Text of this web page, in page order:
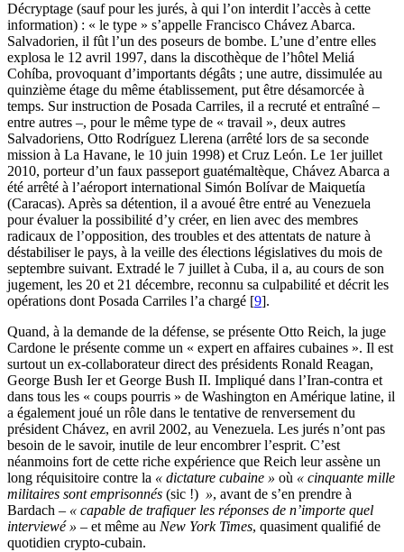
Décryptage (sauf pour les jurés, à qui l’on interdit l’accès à cette
information) : « le type » s’appelle Francisco Chávez Abarca.
Salvadorien, il fût l’un des poseurs de bombe. L’une d’entre elles
explosa le 12 avril 1997, dans la discothèque de l’hôtel Meliá
Cohíba, provoquant d’importants dégâts ; une autre, dissimulée au
quinzième étage du même établissement, put être désamorcée à
temps. Sur instruction de Posada Carriles, il a recruté et entraîné –
entre autres –, pour le même type de « travail », deux autres
Salvadoriens, Otto Rodríguez Llerena (arrêté lors de sa seconde
mission à La Havane, le 10 juin 1998) et Cruz León. Le 1er juillet
2010, porteur d’un faux passeport guatémaltèque, Chávez Abarca a
été arrêté à l’aéroport international Simón Bolívar de Maiquetía
(Caracas). Après sa détention, il a avoué être entré au Venezuela
pour évaluer la possibilité d’y créer, en lien avec des membres
radicaux de l’opposition, des troubles et des attentats de nature à
déstabiliser le pays, à la veille des élections législatives du mois de
septembre suivant. Extradé le 7 juillet à Cuba, il a, au cours de son
jugement, les 20 et 21 décembre, reconnu sa culpabilité et décrit les
opérations dont Posada Carriles l’a chargé [9].
Quand, à la demande de la défense, se présente Otto Reich, la juge
Cardone le présente comme un « expert en affaires cubaines ». Il est
surtout un ex-collaborateur direct des présidents Ronald Reagan,
George Bush Ier et George Bush II. Impliqué dans l’Iran-contra et
dans tous les « coups pourris » de Washington en Amérique latine, il
a également joué un rôle dans le tentative de renversement du
président Chávez, en avril 2002, au Venezuela. Les jurés n’ont pas
besoin de le savoir, inutile de leur encombrer l’esprit. C’est
néanmoins fort de cette riche expérience que Reich leur assène un
long réquisitoire contre la « dictature cubaine » où « cinquante mille
militaires sont emprisonnés (sic !) », avant de s’en prendre à
Bardach – « capable de trafiquer les réponses de n’importe quel
interviewé » – et même au New York Times, quasiment qualifié de
quotidien crypto-cubain.